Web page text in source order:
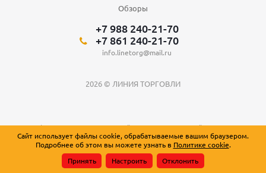
Обзоры
+7 988 240-21-70
+7 861 240-21-70
info.linetorg@mail.ru
2026 © ЛИНИЯ ТОРГОВЛИ
Вся информация о товарах на сайте носит справочный характер и не
является публичной офертой, определяемой положениями Статьи 437
Гражданского кодекса Российской Федерации.
Сайт использует файлы cookie, обрабатываемые вашим браузером.
Подробнее об этом вы можете узнать в Политике cookie.
Принять
Настроить Отклонить